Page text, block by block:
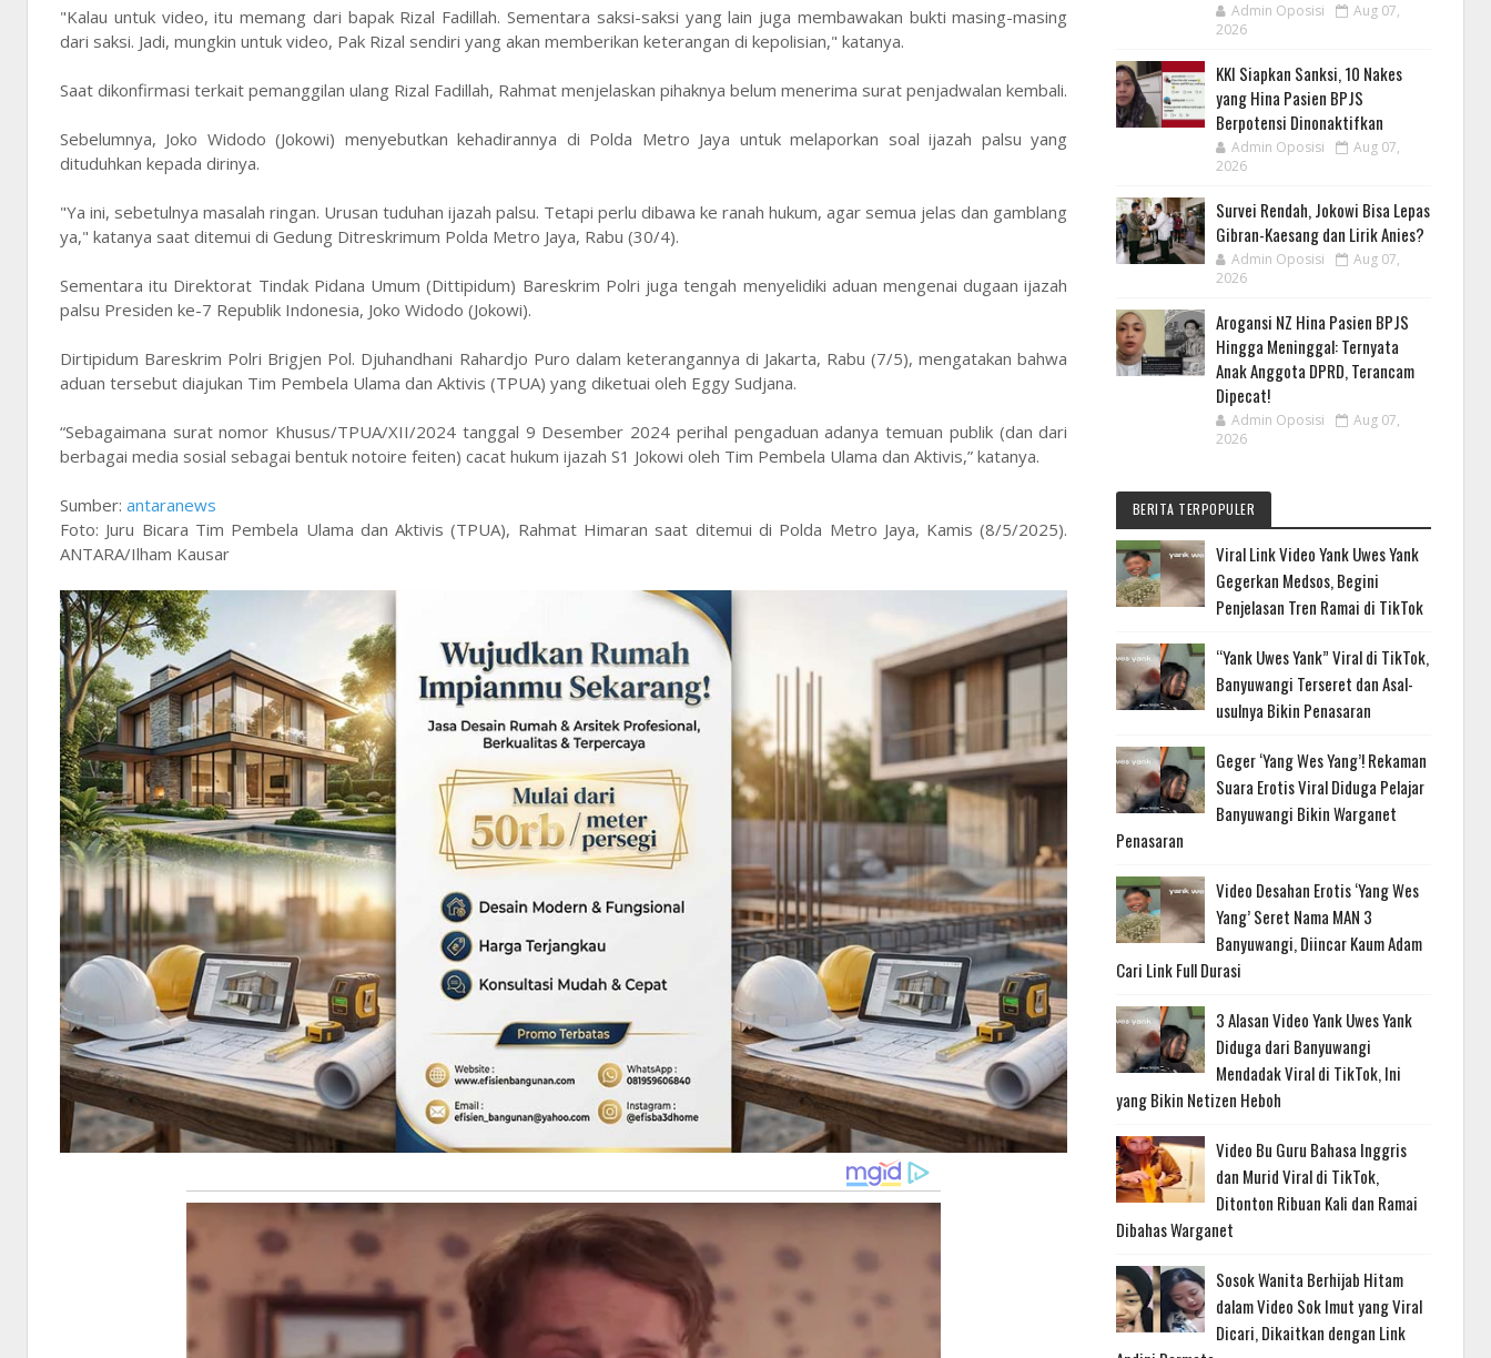
"Kalau untuk video, itu memang dari bapak Rizal Fadillah. Sementara saksi-saksi yang lain juga membawakan bukti masing-masing
dari saksi. Jadi, mungkin untuk video, Pak Rizal sendiri yang akan memberikan keterangan di kepolisian," katanya.
Saat dikonfirmasi terkait pemanggilan ulang Rizal Fadillah, Rahmat menjelaskan pihaknya belum menerima surat penjadwalan kembali.
Sebelumnya, Joko Widodo (Jokowi) menyebutkan kehadirannya di Polda Metro Jaya untuk melaporkan soal ijazah palsu yang
dituduhkan kepada dirinya.
"Ya ini, sebetulnya masalah ringan. Urusan tuduhan ijazah palsu. Tetapi perlu dibawa ke ranah hukum, agar semua jelas dan gamblang
ya," katanya saat ditemui di Gedung Ditreskrimum Polda Metro Jaya, Rabu (30/4).
Sementara itu Direktorat Tindak Pidana Umum (Dittipidum) Bareskrim Polri juga tengah menyelidiki aduan mengenai dugaan ijazah
palsu Presiden ke-7 Republik Indonesia, Joko Widodo (Jokowi).
Dirtipidum Bareskrim Polri Brigjen Pol. Djuhandhani Rahardjo Puro dalam keterangannya di Jakarta, Rabu (7/5), mengatakan bahwa
aduan tersebut diajukan Tim Pembela Ulama dan Aktivis (TPUA) yang diketuai oleh Eggy Sudjana.
“Sebagaimana surat nomor Khusus/TPUA/XII/2024 tanggal 9 Desember 2024 perihal pengaduan adanya temuan publik (dan dari
berbagai media sosial sebagai bentuk notoire feiten) cacat hukum ijazah S1 Jokowi oleh Tim Pembela Ulama dan Aktivis,” katanya.
Sumber: antaranews
Foto: Juru Bicara Tim Pembela Ulama dan Aktivis (TPUA), Rahmat Himaran saat ditemui di Polda Metro Jaya, Kamis (8/5/2025).
ANTARA/Ilham Kausar
Admin Oposisi
Aug 07,
2026
KKI Siapkan Sanksi, 10 Nakes
yang Hina Pasien BPJS
Berpotensi Dinonaktifkan
Admin Oposisi
Aug 07,
2026
Survei Rendah, Jokowi Bisa Lepas
Gibran-Kaesang dan Lirik Anies?
Admin Oposisi
Aug 07,
2026
Arogansi NZ Hina Pasien BPJS
Hingga Meninggal: Ternyata
Anak Anggota DPRD, Terancam
Dipecat!
Admin Oposisi
Aug 07,
2026
BERITA TERPOPULER
Viral Link Video Yank Uwes Yank
Gegerkan Medsos, Begini
Penjelasan Tren Ramai di TikTok
“Yank Uwes Yank” Viral di TikTok,
Banyuwangi Terseret dan Asal-
usulnya Bikin Penasaran
Geger ‘Yang Wes Yang’! Rekaman
Suara Erotis Viral Diduga Pelajar
Banyuwangi Bikin Warganet
Penasaran
Video Desahan Erotis ‘Yang Wes
Yang’ Seret Nama MAN 3
Banyuwangi, Diincar Kaum Adam
Cari Link Full Durasi
3 Alasan Video Yank Uwes Yank
Diduga dari Banyuwangi
Mendadak Viral di TikTok, Ini
yang Bikin Netizen Heboh
Video Bu Guru Bahasa Inggris
dan Murid Viral di TikTok,
Ditonton Ribuan Kali dan Ramai
Dibahas Warganet
Sosok Wanita Berhijab Hitam
dalam Video Sok Imut yang Viral
Dicari, Dikaitkan dengan Link